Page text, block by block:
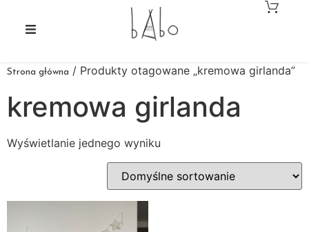
Strona główna / Produkty otagowane „kremowa girlanda”
kremowa girlanda
Wyświetlanie jednego wyniku